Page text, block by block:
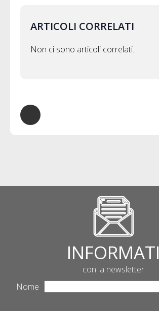
ARTICOLI CORRELATI
Non ci sono articoli correlati.
INFORMATI
con la newsletter
Nome